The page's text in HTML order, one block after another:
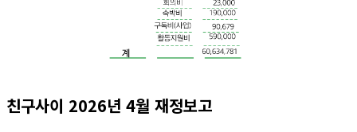
친구사이 2026년 4월 재정보고